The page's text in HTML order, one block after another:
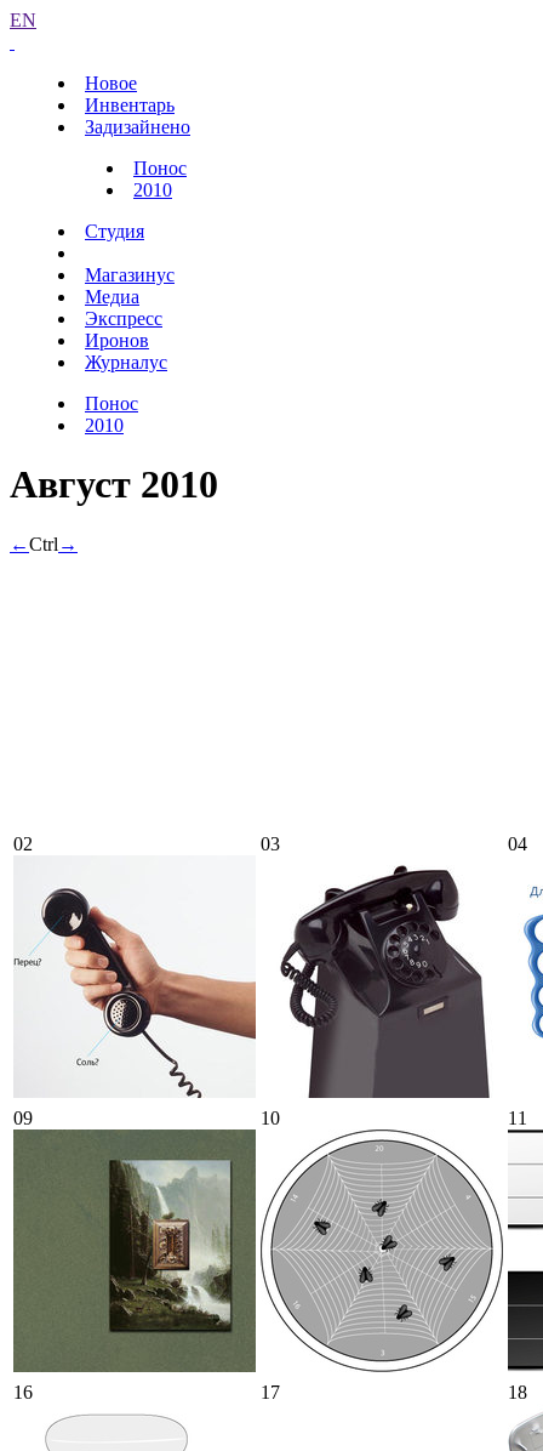
EN
Новое
Инвентарь
Задизайнено
Понос
2010
Студия
Магазинус
Медиа
Экспресс
Иронов
Журналус
Понос
2010
Август 2010
←Ctrl →
02 03 04
09 10 11
16 17 18